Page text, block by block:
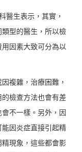
生表示，其實，
型的醫生，所以檢
因素大致可分為以
複雜，治療困難，
檢查方法也會有差
不一樣。另外，因
因炎症直接引起精
現象，這些都會影